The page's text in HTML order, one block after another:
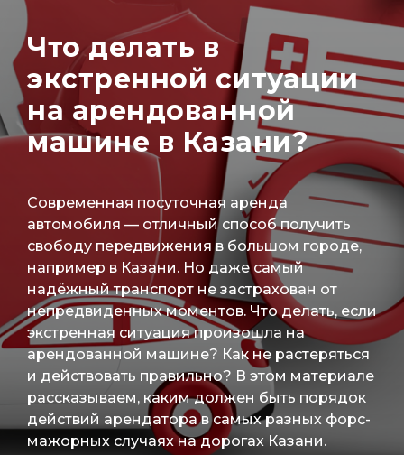
Что делать в
экстренной ситуации
на арендованной
машине в Казани?
Современная посуточная аренда
автомобиля — отличный способ получить
свободу передвижения в большом городе,
например в Казани. Но даже самый
надёжный транспорт не застрахован от
непредвиденных моментов. Что делать, если
экстренная ситуация произошла на
арендованной машине? Как не растеряться
и действовать правильно? В этом материале
рассказываем, каким должен быть порядок
действий арендатора в самых разных форс-
мажорных случаях на дорогах Казани.